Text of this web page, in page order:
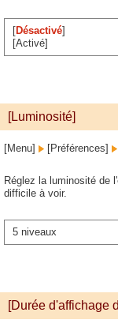
[Désactivé]
[Activé]
[Luminosité]
[Menu] [Préférences]
Réglez la luminosité de
difficile à voir.
5 niveaux
[Durée d'affichage